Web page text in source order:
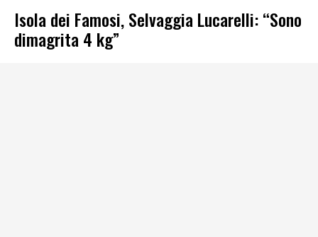
Isola dei Famosi, Selvaggia Lucarelli: “Sono
dimagrita 4 kg”